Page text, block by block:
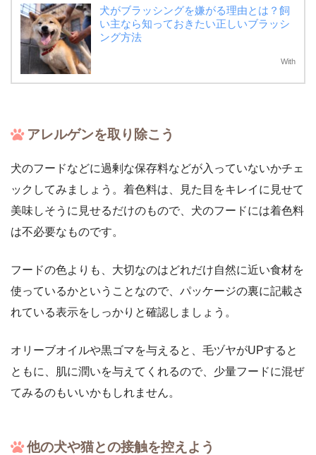
犬がブラッシングを嫌がる理由とは？飼
い主なら知っておきたい正しいブラッシ
ング方法
With
アレルゲンを取り除こう
犬のフードなどに過剰な保存料などが入っていないかチェ
ックしてみましょう。着色料は、見た目をキレイに見せて
美味しそうに見せるだけのもので、犬のフードには着色料
は不必要なものです。
フードの色よりも、大切なのはどれだけ自然に近い食材を
使っているかということなので、パッケージの裏に記載さ
れている表示をしっかりと確認しましょう。
オリーブオイルや黒ゴマを与えると、毛ヅヤがUPすると
ともに、肌に潤いを与えてくれるので、少量フードに混ぜ
てみるのもいいかもしれません。
他の犬や猫との接触を控えよう